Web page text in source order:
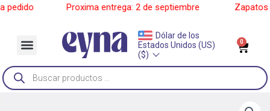
Ir
______ Proxima entrega: 2 de septiembre______ Zapatos a
Menu
Dólar de los
Estados Unidos (US)
($)
0
Búsqueda
de
productos